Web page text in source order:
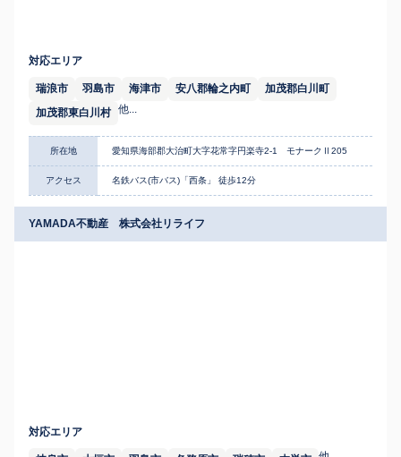
対応エリア
瑞浪市 羽島市 海津市 安八郡輪之内町
加茂郡白川町
加茂郡東白川村 他...
所在地 愛知県海部郡大治町大字花常字円楽寺2-1 モナークⅡ205
アクセス 名鉄バス(市バス)「西条」 徒歩12分
YAMADA不動産 株式会社リライフ
対応エリア